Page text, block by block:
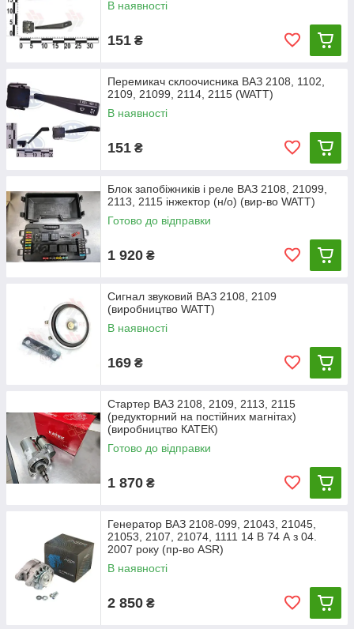
В наявності
151 ₴
Перемикач склоочисника ВАЗ 2108, 1102,
2109, 21099, 2114, 2115 (WATT)
В наявності
151 ₴
Блок запобіжників і реле ВАЗ 2108, 21099,
2113, 2115 інжектор (н/о) (вир-во WATT)
Готово до відправки
1 920 ₴
Сигнал звуковий ВАЗ 2108, 2109
(виробництво WATT)
В наявності
169 ₴
Стартер ВАЗ 2108, 2109, 2113, 2115
(редукторний на постійних магнітах)
(виробництво КАТЕК)
Готово до відправки
1 870 ₴
Генератор ВАЗ 2108-099, 21043, 21045,
21053, 2107, 21074, 1111 14 В 74 А з 04.
2007 року (пр-во ASR)
В наявності
2 850 ₴